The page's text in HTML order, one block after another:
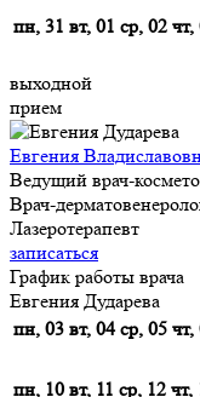
пн, 31 вт, 01 ср, 02 чт,
выходной
прием
Евгения
Ведущий врач-
Врач-
Лазеротерапевт
записаться
График работы врача
Евгения Дударева
пн, 03 вт, 04 ср, 05 чт,
пн, 10 вт, 11 ср, 12 чт,